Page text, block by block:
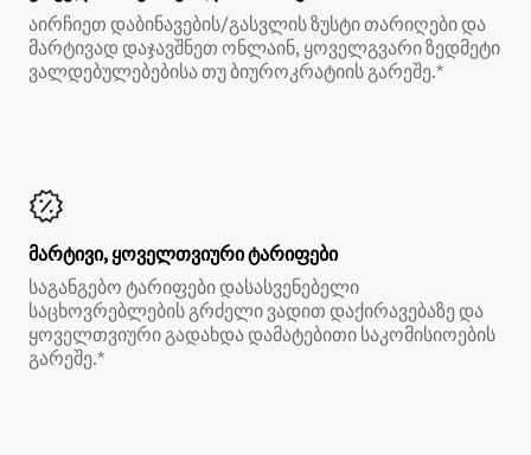
აირჩიეთ დაბინავების/გასვლის ზუსტი თარიღები და
მარტივად დაჯავშნეთ ონლაინ, ყოველგვარი ზედმეტი
ვალდებულებებისა თუ ბიუროკრატიის გარეშე.*
მარტივი, ყოველთვიური ტარიფები
საგანგებო ტარიფები დასასვენებელი
საცხოვრებლების გრძელი ვადით დაქირავებაზე და
ყოველთვიური გადახდა დამატებითი საკომისიოების
გარეშე.*